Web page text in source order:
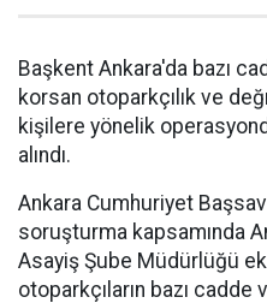
Başkent Ankara'da bazı
korsan otoparkçılık ve
kişilere yönelik
alındı.
Ankara Cumhuriyet
soruşturma kapsamında
Asayiş Şube Müdürlüğü
otoparkçıların bazı